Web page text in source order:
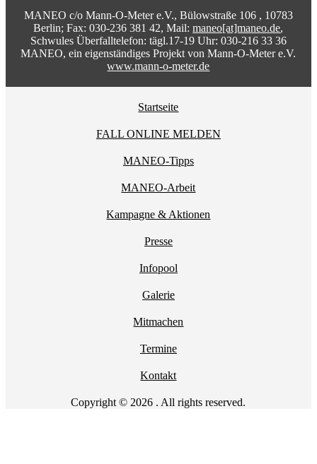
MANEO c/o Mann-O-Meter e.V., Bülowstraße 106 , 10783
Berlin; Fax: 030-236 381 42, Mail:maneo[at]maneo.de,
Schwules Überfalltelefon: tägl.17-19 Uhr: 030-216 33 36
MANEO, ein eigenständiges Projekt von Mann-O-Meter e.V.
www.mann-o-meter.de
Startseite
FALL ONLINE MELDEN
MANEO-Tipps
MANEO-Arbeit
Kampagne & Aktionen
Presse
Infopool
Galerie
Mitmachen
Termine
Kontakt
Copyright © 2026 . All rights reserved.